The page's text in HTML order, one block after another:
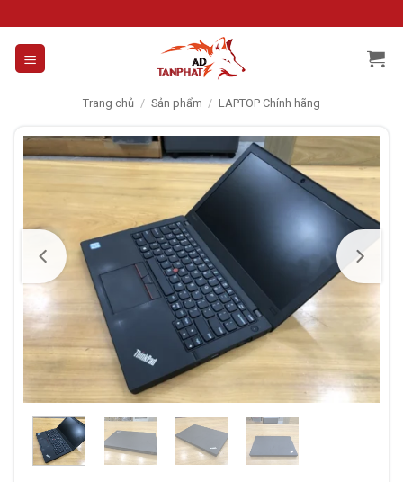
to
content
Trang chủ / Sản phẩm / LAPTOP Chính hãng